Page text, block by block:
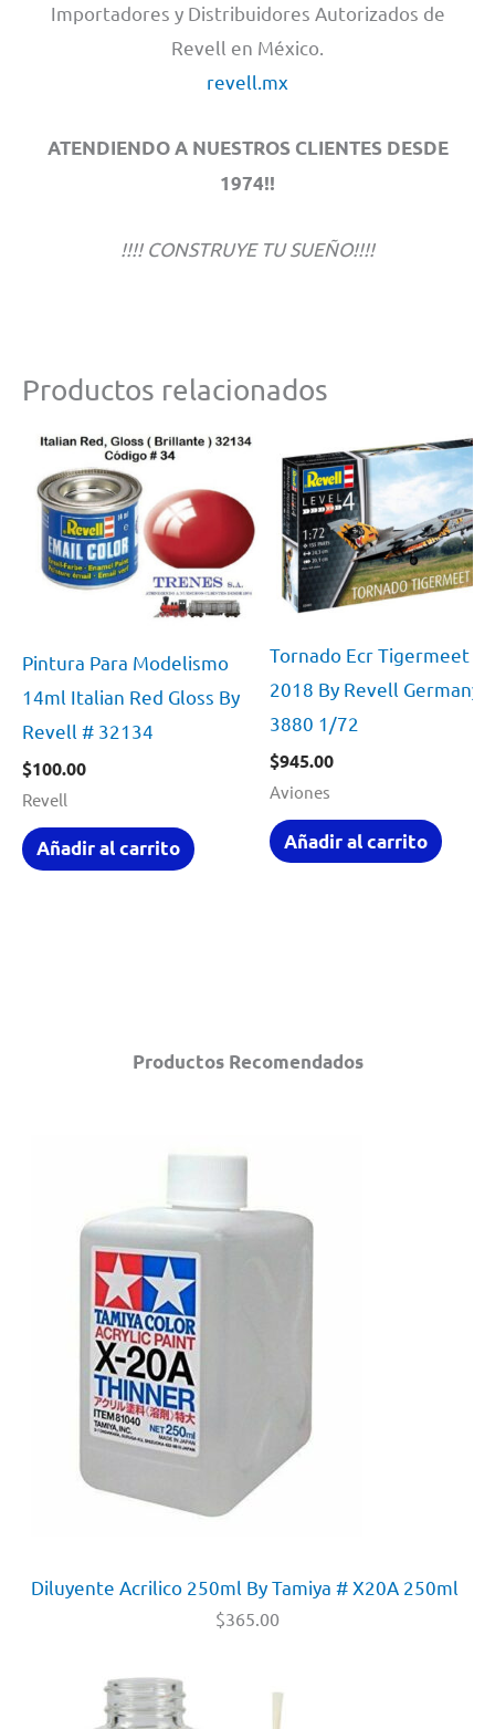
Productos Recomendados
Diluyente Acrilico 250ml By Tamiya # X20A 250ml
$365.00
Importadores y Distribuidores Autorizados de
Revell en México.
revell.mx
ATENDIENDO A NUESTROS CLIENTES DESDE
1974!!
!!!! CONSTRUYE TU SUEÑO!!!!
Productos relacionados
Pintura Para Modelismo
14ml Italian Red Gloss By
Revell # 32134
$100.00
Revell
Añadir al carrito
Tornado Ecr Tigermeet
2018 By Revell Germany
3880 1/72
$945.00
Aviones
Añadir al carrito